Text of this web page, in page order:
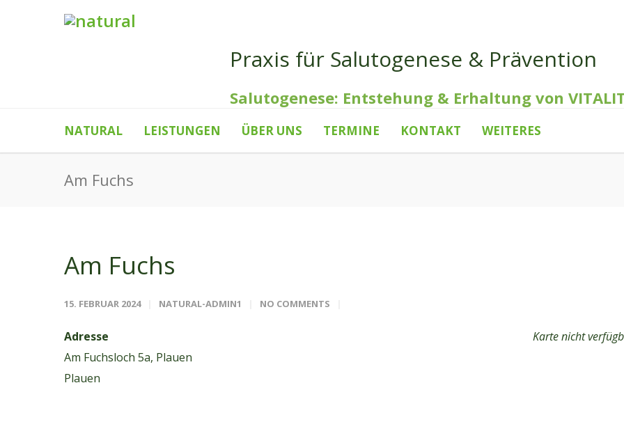
Praxis für Salutogenese & Prävention
Salutogenese: Entstehung & Erhaltung von
NATURAL LEISTUNGEN ÜBER UNS TERMINE KONTAKT WEITERES
Am Fuchs
Am Fuchs
15. FEBRUAR 2024 NATURAL-ADMIN1 NO COMMENTS
Karte nicht
Adresse
Am Fuchsloch 5a, Plauen
Plauen